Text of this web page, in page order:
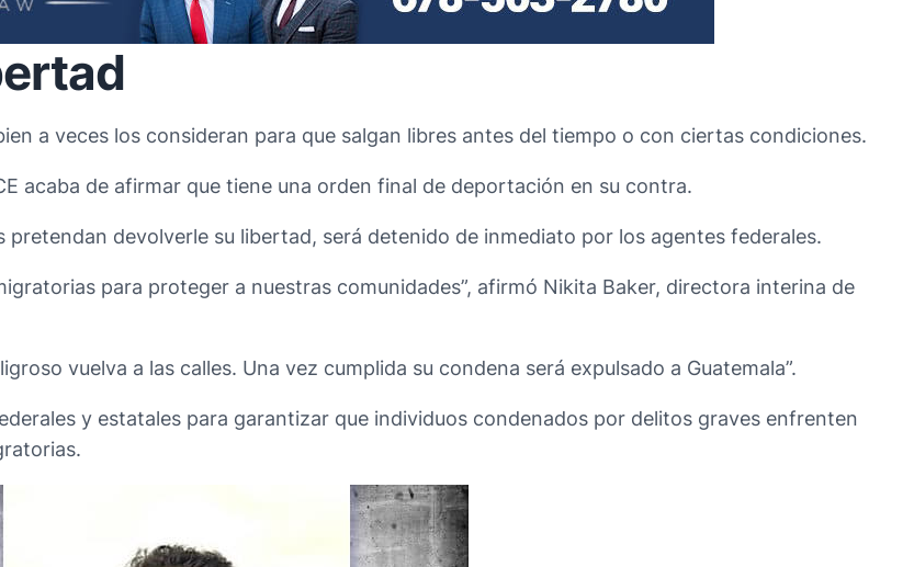
a veces los consideran para que salgan libres antes del tiempo o con ciertas condiciones.
acaba de afirmar que tiene una orden final de deportación en su contra.
pretendan devolverle su libertad, será detenido de inmediato por los agentes federales.
para proteger a nuestras comunidades”, afirmó Nikita Baker, directora interina de
vuelva a las calles. Una vez cumplida su condena será expulsado a Guatemala”.
y estatales para garantizar que individuos condenados por delitos graves enfrenten